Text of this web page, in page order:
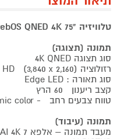
טלוויזיה "75 webOS QNED 4K דגם LG 75QNED80A6A
תמונה (תצוגה)
סוג תצוגה 4K QNED
רזולוציה 4K Ultra HD (3,840 x 2,160)
סוג תאורה : Edge LED
קצב ריענון 60 הרץ
טווח צבעים רחב - QNED Dynamic color
תמונה (עיבוד)
מעבד תמונה – אלפא 7 AI 4K דור 8